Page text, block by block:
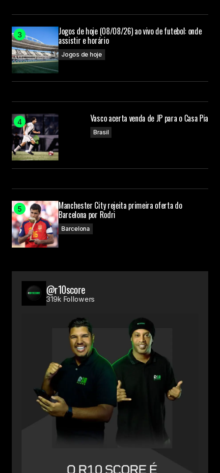
Jogos de hoje (08/08/26) ao vivo de futebol: onde
assistir e horário
Jogos de hoje
Vasco acerta venda de JP para o Casa Pia
Brasil
Manchester City rejeita primeira oferta do
Barcelona por Rodri
Barcelona
@r10score
319k Followers